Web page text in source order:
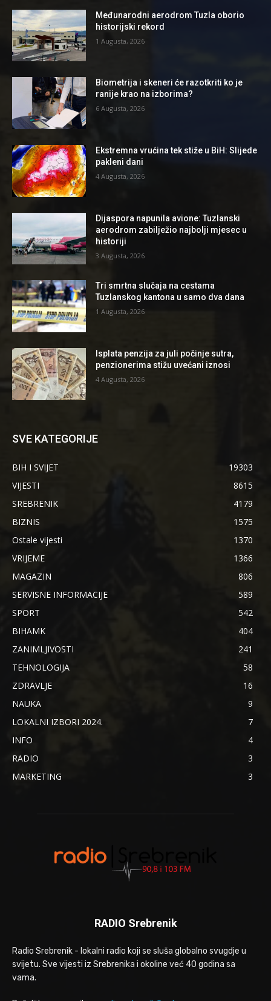
Međunarodni aerodrom Tuzla oborio
historijski rekord
1 Augusta, 2026
Biometrija i skeneri će razotkriti ko je
ranije krao na izborima?
6 Augusta, 2026
Ekstremna vrućina tek stiže u BiH: Slijede
pakleni dani
4 Augusta, 2026
Dijaspora napunila avione: Tuzlanski
aerodrom zabilježio najbolji mjesec u
historiji
3 Augusta, 2026
Tri smrtna slučaja na cestama
Tuzlanskog kantona u samo dva dana
1 Augusta, 2026
Isplata penzija za juli počinje sutra,
penzionerima stižu uvećani iznosi
4 Augusta, 2026
SVE KATEGORIJE
BIH I SVIJET
19303
VIJESTI
8615
SREBRENIK
4179
BIZNIS
1575
Ostale vijesti
1370
VRIJEME
1366
MAGAZIN
806
SERVISNE INFORMACIJE
589
SPORT
542
BIHAMK
404
ZANIMLJIVOSTI
241
TEHNOLOGIJA
58
ZDRAVLJE
16
NAUKA
9
LOKALNI IZBORI 2024.
7
INFO
4
RADIO
3
MARKETING
3
RADIO Srebrenik
Radio Srebrenik - lokalni radio koji se sluša globalno svugdje u
svijetu. Sve vijesti iz Srebrenika i okoline već 40 godina sa
vama.